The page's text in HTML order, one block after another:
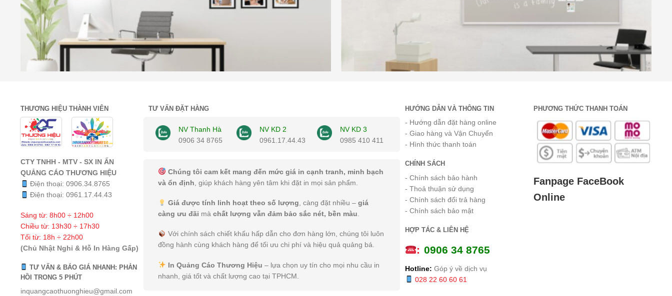
THƯƠNG HIỆU THÀNH VIÊN
CTY TNHH - MTV - SX IN ẤN
QUẢNG CÁO THƯƠNG HIỆU
Điện thoại:0906.34.8765
Điện thoại:0961.17.44.43
Sáng từ: 8h00 ÷ 12h00
Chiều từ: 13h30 ÷ 17h30
Tối từ: 18h ÷ 22h00
(Chủ Nhật Nghỉ & Hỗ In Hàng Gấp)
TƯ VẤN & BÁO GIÁ NHANH: PHẢN
HỒI TRONG 5 PHÚT
inquangcaothuonghieu@gmail.com
TƯ VẤN ĐẶT HÀNG
NV Thanh Hà
0906 34 8765
NV KD 2
0961.17.44.43
NV KD 3
0985 410 411
Chúng tôi cam kết mang đến mức giá in cạnh tranh, minh bạch
và ổn định , giúp khách hàng yên tâm khi đặt in mọi sản phẩm.
Giá được tính linh hoạt theo số lượng, càng đặt nhiều – giá
càng ưu đãi màchất lượng vẫn đảm bảo sắc nét, bền màu.
Với chính sách chiết khấu hấp dẫn cho đơn hàng lớn, chúng tôi luôn
đồng hành cùng khách hàng để tối ưu chi phí và hiệu quả quảng bá.
In Quảng Cáo Thương Hiệu – lựa chọn uy tín cho mọi nhu cầu in
nhanh, giá tốt và chất lượng cao tại TPHCM.
HƯỚNG DẪN VÀ THÔNG TIN
- Hướng dẫn đặt hàng online
- Giao hàng và Vận Chuyển
- Hình thức thanh toán
CHÍNH SÁCH
- Chính sách bảo hành
- Thoả thuận sử dụng
- Chính sách đổi trả hàng
- Chính sách bảo mật
HỢP TÁC & LIÊN HỆ
: 0906 34 8765
Hotline: Góp ý về dịch vụ
028 22 60 60 61
PHƯƠNG THỨC THANH TOÁN
Fanpage FaceBook
Online